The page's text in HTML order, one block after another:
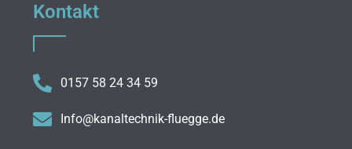
Kontakt
0157 58 24 34 59
Info@kanaltechnik-fluegge.de